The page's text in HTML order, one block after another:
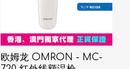
欧姆龙 OMRON - MC-